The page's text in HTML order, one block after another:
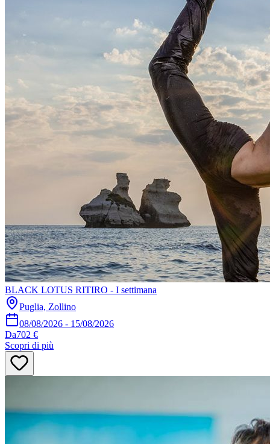
BLACK LOTUS RITIRO - I settimana
Puglia, Zollino
08/08/2026 - 15/08/2026
Da702 €
Scopri di più